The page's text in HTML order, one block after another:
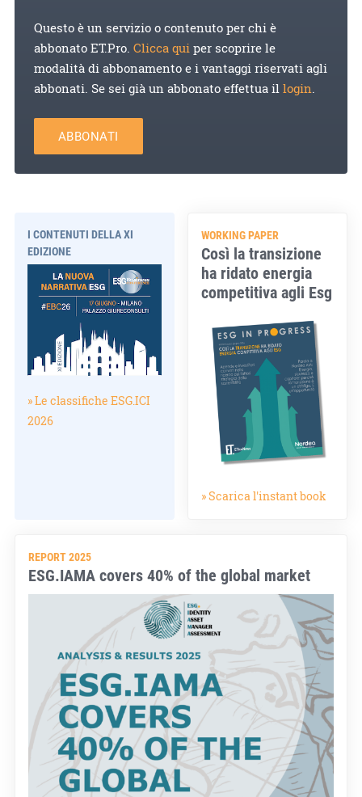
Questo è un servizio o contenuto per chi è
abbonato ET.Pro. Clicca quiper scoprire le
modalità di abbonamento e i vantaggi riservati agli
abbonati. Se sei già un abbonato effettua illogin.
ABBONATI
I CONTENUTI DELLA XI
EDIZIONE
» Le classifiche ESG.ICI
2026
WORKING PAPER
Così la transizione
ha ridato energia
competitiva agli Esg
» Scarica l'instant book
REPORT 2025
ESG.IAMA covers 40% of the global market